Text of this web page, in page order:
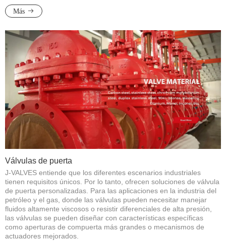
Más
Válvulas de puerta
J-VALVES entiende que los diferentes escenarios industriales
tienen requisitos únicos. Por lo tanto, ofrecen soluciones de válvula
de puerta personalizadas. Para las aplicaciones en la industria del
petróleo y el gas, donde las válvulas pueden necesitar manejar
fluidos altamente viscosos o resistir diferenciales de alta presión,
las válvulas se pueden diseñar con características específicas
como aperturas de compuerta más grandes o mecanismos de
actuadores mejorados.